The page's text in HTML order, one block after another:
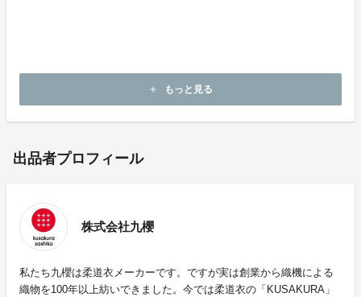
add もっと見る
出品者プロフィール
株式会社九櫻
私たち九櫻は柔道衣メーカーです。ですが実は創業から織機による
織物を100年以上紡いできました。今では柔道衣の「KUSAKURA」